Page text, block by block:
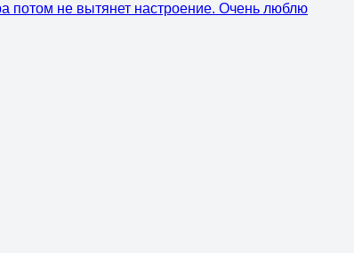
потом не вытянет настроение. Очень люблю